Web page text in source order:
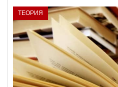
ТЕОРИЯ